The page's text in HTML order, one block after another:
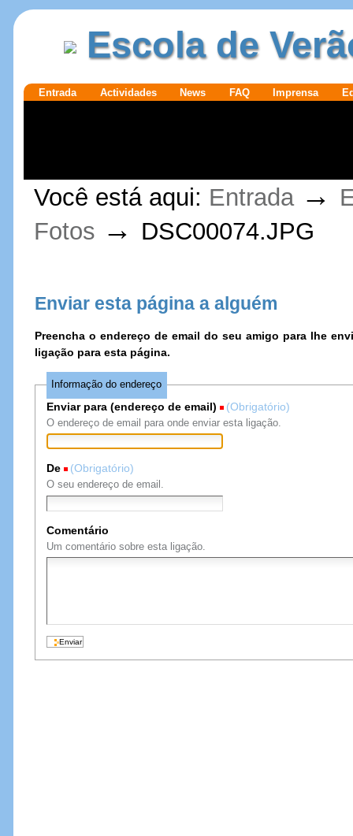
Ir para o
Escola de
SecçõesEntrada Actividades News FAQ Imprensa
Pessoais
Você está aqui: Entrada →
Fotos → DSC00074.JPG
Enviar esta página a alguém
Preencha o endereço de email do seu amigo para lhe
ligação para esta página.
Informação do endereço
Enviar para (endereço de email) (Obrigatório)
O endereço de email para onde enviar esta ligação.
De (Obrigatório)
O seu endereço de email.
Comentário
Um comentário sobre esta ligação.